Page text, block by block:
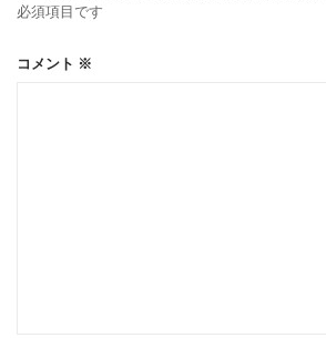
必須項目です
コメント ※